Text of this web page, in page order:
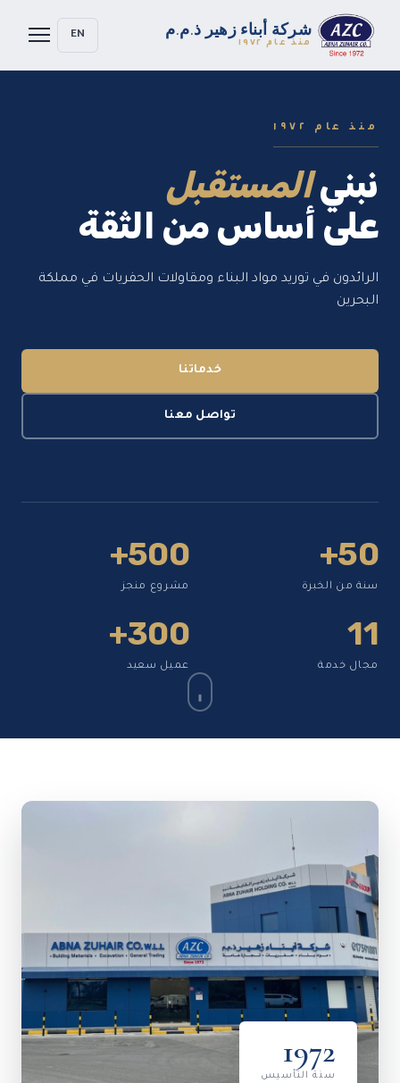
شركة أبناء زهير ذ.م.م
منذ عام ١٩٧٢
EN
منذ عام ١٩٧٢
نبنيالمستقبل
على أساس من الثقة
الرائدون في توريد مواد البناء ومقاولات الحفريات في مملكة
البحرين
خدماتنا
تواصل معنا
50+
سنة من الخبرة
500+
مشروع منجز
11
مجال خدمة
300+
عميل سعيد
1972
سنة التأسيس